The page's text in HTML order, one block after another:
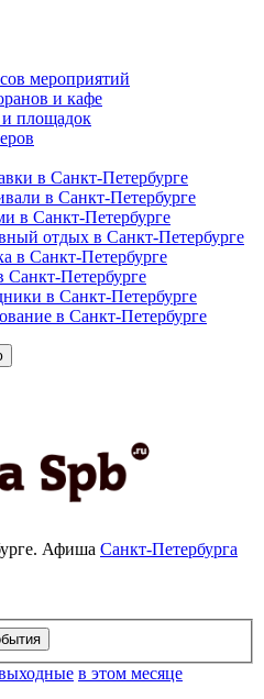
мероприятий
и кафе
площадок
в Санкт-Петербурге
в Санкт-Петербурге
в Санкт-Петербурге
отдых в Санкт-Петербурге
в Санкт-Петербурге
Санкт-Петербурге
в Санкт-Петербурге
в Санкт-Петербурге
Афиша Санкт-Петербурга
в этом месяце